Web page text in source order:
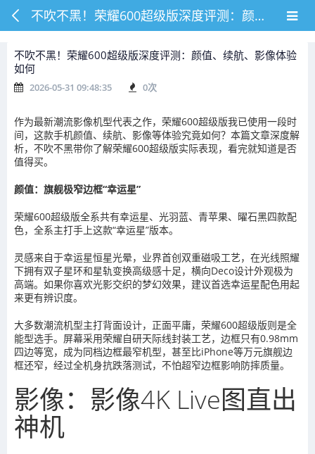
不吹不黑！荣耀600超级版深度评测：颜值、续航、影像体验如何
不吹不黑！荣耀600超级版深度评测：颜值、续航、影像体验
如何
2026-05-31 09:48:35 0次
作为最新潮流影像机型代表之作，荣耀600超级版我已使用一段时
间，这款手机颜值、续航、影像等体验究竟如何？本篇文章深度解
析，不吹不黑带你了解荣耀600超级版实际表现，看完就知道是否
值得买。
颜值：旗舰极窄边框“幸运星”
荣耀600超级版全系共有幸运星、光羽蓝、青苹果、曜石黑四款配
色，全系主打手上这款“幸运星”版本。
灵感来自于幸运星恒星光晕，业界首创双重磁吸工艺，在光线照耀
下拥有双子星环和星轨变换高级感十足，横向Deco设计外观极为
高端。如果你喜欢光影交织的梦幻效果，建议首选幸运星配色用起
来更有辨识度。
大多数潮流机型主打背面设计，正面平庸，荣耀600超级版则是全
能型选手。屏幕采用荣耀自研天际线封装工艺，边框只有0.98mm
四边等宽，成为同档边框最窄机型，甚至比iPhone等万元旗舰边
框还窄，经过全机身抗跌落测试，不怕超窄边框影响防摔质量。
影像：影像4K Live图直出
神机